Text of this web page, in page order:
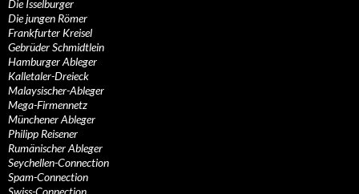
Die Isselburger
Die jungen Römer
Frankfurter Kreisel
Gebrüder Schmidtlein
Hamburger Ableger
Kalletaler-Dreieck
Malaysischer-Ableger
Mega-Firmennetz
Münchener Ableger
Philipp Reisener
Rumänischer Ableger
Seychellen-Connection
Spam-Connection